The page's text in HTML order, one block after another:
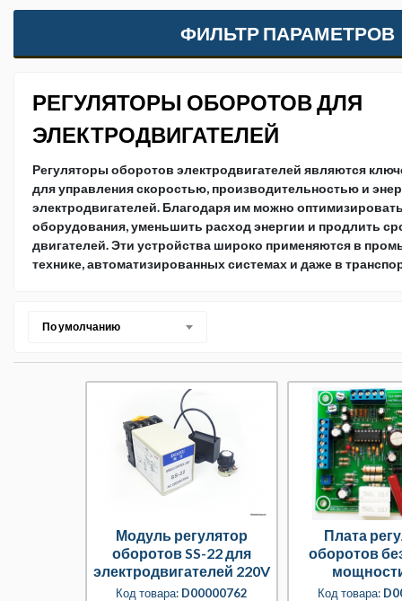
ФИЛЬТР ПАРАМЕТРОВ
РЕГУЛЯТОРЫ ОБОРОТОВ ДЛЯ
ЭЛЕКТРОДВИГАТЕЛЕЙ
Регуляторы оборотов электродвигателей являются
для управления скоростью, производительностью и
электродвигателей. Благодаря им можно
оборудования, уменьшить расход энергии и продлить
двигателей. Эти устройства широко применяются в
технике, автоматизированных системах и даже в
По умолчанию
Модуль регулятор
оборотов SS-22 для
электродвигателей 220V
с тахогенератором на
Код товара: D00000762
Плата
оборотов
Код товара: